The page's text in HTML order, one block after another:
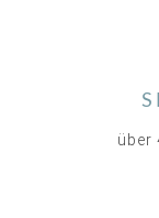
über